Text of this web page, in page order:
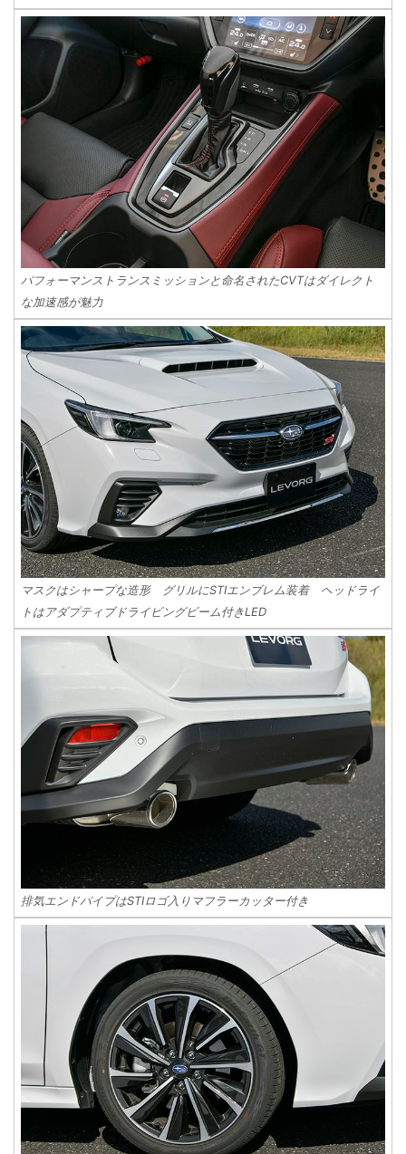
パフォーマンストランスミッションと命名されたCVTはダイレクト
な加速感が魅力
マスクはシャープな造形 グリルにSTIエンブレム装着 ヘッドライ
トはアダプティブドライビングビーム付きLED
排気エンドパイプはSTIロゴ入りマフラーカッター付き